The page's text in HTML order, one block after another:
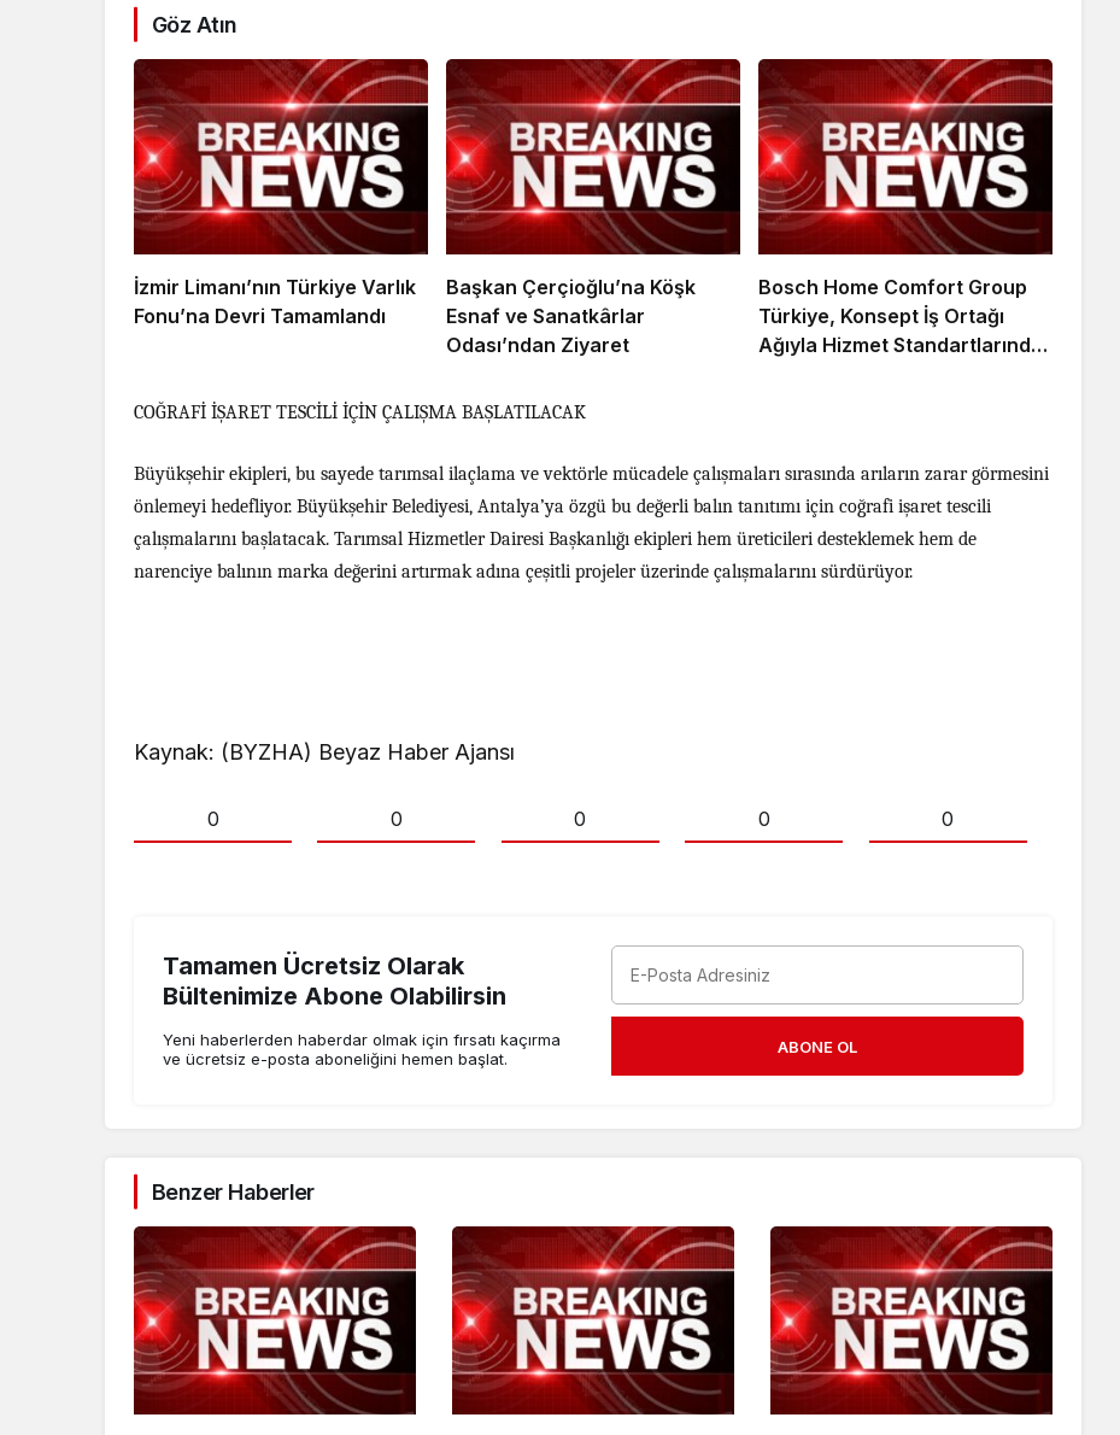
Göz Atın
İzmir Limanı’nın Türkiye Varlık
Fonu’na Devri Tamamlandı
Başkan Çerçioğlu’na Köşk
Esnaf ve Sanatkârlar
Odası’ndan Ziyaret
Bosch Home Comfort Group
Türkiye, Konsept İş Ortağı
Ağıyla Hizmet Standartlarında
COĞRAFİ İŞARET TESCİLİ İÇİN ÇALIŞMA BAŞLATILACAK
Büyükşehir ekipleri, bu sayede tarımsal ilaçlama ve vektörle mücadele çalışmaları sırasında arıların zarar görmesini
önlemeyi hedefliyor. Büyükşehir Belediyesi, Antalya’ya özgü bu değerli balın tanıtımı için coğrafi işaret tescili
çalışmalarını başlatacak. Tarımsal Hizmetler Dairesi Başkanlığı ekipleri hem üreticileri desteklemek hem de
narenciye balının marka değerini artırmak adına çeşitli projeler üzerinde çalışmalarını sürdürüyor.
Kaynak: (BYZHA) Beyaz Haber Ajansı
0 0 0 0 0
Tamamen Ücretsiz Olarak
Bültenimize Abone Olabilirsin
Yeni haberlerden haberdar olmak için fırsatı kaçırma
ve ücretsiz e-posta aboneliğini hemen başlat.
ABONE OL
Benzer Haberler